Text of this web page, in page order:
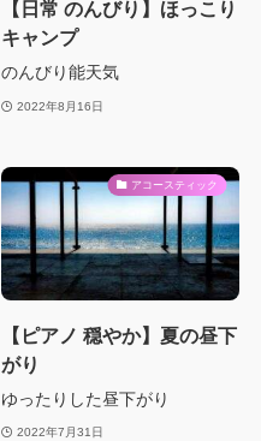
【日常 のんびり】ほっこり
キャンプ
のんびり能天気
2022年8月16日
アコースティック
【ピアノ 穏やか】夏の昼下
がり
ゆったりした昼下がり
2022年7月31日